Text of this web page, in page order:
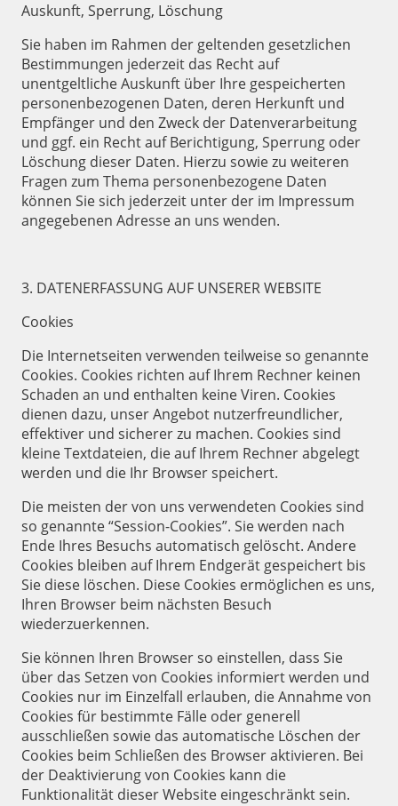
Auskunft, Sperrung, Löschung
Sie haben im Rahmen der geltenden gesetzlichen
Bestimmungen jederzeit das Recht auf
unentgeltliche Auskunft über Ihre gespeicherten
personenbezogenen Daten, deren Herkunft und
Empfänger und den Zweck der Datenverarbeitung
und ggf. ein Recht auf Berichtigung, Sperrung oder
Löschung dieser Daten. Hierzu sowie zu weiteren
Fragen zum Thema personenbezogene Daten
können Sie sich jederzeit unter der im Impressum
angegebenen Adresse an uns wenden.
3. DATENERFASSUNG AUF UNSERER WEBSITE
Cookies
Die Internetseiten verwenden teilweise so genannte
Cookies. Cookies richten auf Ihrem Rechner keinen
Schaden an und enthalten keine Viren. Cookies
dienen dazu, unser Angebot nutzerfreundlicher,
effektiver und sicherer zu machen. Cookies sind
kleine Textdateien, die auf Ihrem Rechner abgelegt
werden und die Ihr Browser speichert.
Die meisten der von uns verwendeten Cookies sind
so genannte “Session-Cookies”. Sie werden nach
Ende Ihres Besuchs automatisch gelöscht. Andere
Cookies bleiben auf Ihrem Endgerät gespeichert bis
Sie diese löschen. Diese Cookies ermöglichen es uns,
Ihren Browser beim nächsten Besuch
wiederzuerkennen.
Sie können Ihren Browser so einstellen, dass Sie
über das Setzen von Cookies informiert werden und
Cookies nur im Einzelfall erlauben, die Annahme von
Cookies für bestimmte Fälle oder generell
ausschließen sowie das automatische Löschen der
Cookies beim Schließen des Browser aktivieren. Bei
der Deaktivierung von Cookies kann die
Funktionalität dieser Website eingeschränkt sein.